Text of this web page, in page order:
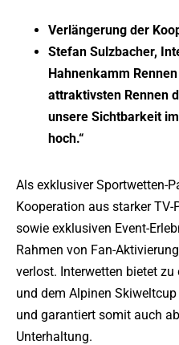
Verlängerung der
Stefan Sulzbacher,
Hahnenkamm
attraktivsten Rennen
unsere Sichtbarkeit
hoch.“
Als exklusiver Sportwetten-
Kooperation aus starker TV-
sowie exklusiven Event-
Rahmen von Fan-
verlost. Interwetten bietet zu
und dem Alpinen
und garantiert somit auch
Unterhaltung.